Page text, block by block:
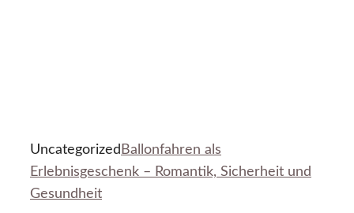
Uncategorized Ballonfahren als
Erlebnisgeschenk – Romantik, Sicherheit und
Gesundheit